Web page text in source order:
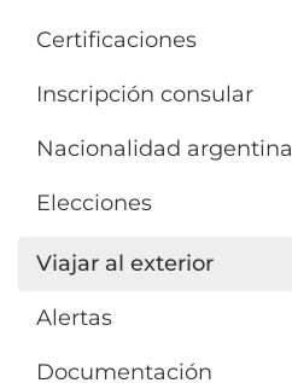
Certificaciones
Inscripción consular
Nacionalidad argentina
Elecciones
Viajar al exterior
Alertas
Documentación